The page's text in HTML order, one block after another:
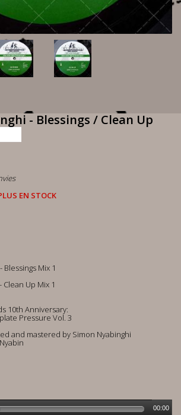
- Blessings / Clean Up
EN STOCK
Blessings Mix 1
Clean Up Mix 1
10th Anniversary:
Pressure Vol. 3
and mastered by Simon Nyabinghi
00:00